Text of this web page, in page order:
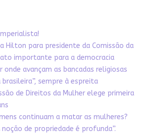
Hilton para presidente da Comissão da
importante para a democracia
onde avançam as bancadas religiosas
sempre à espreita
de Direitos da Mulher elege primeira
continuam a matar as mulheres?
noção de propriedade é profunda”.